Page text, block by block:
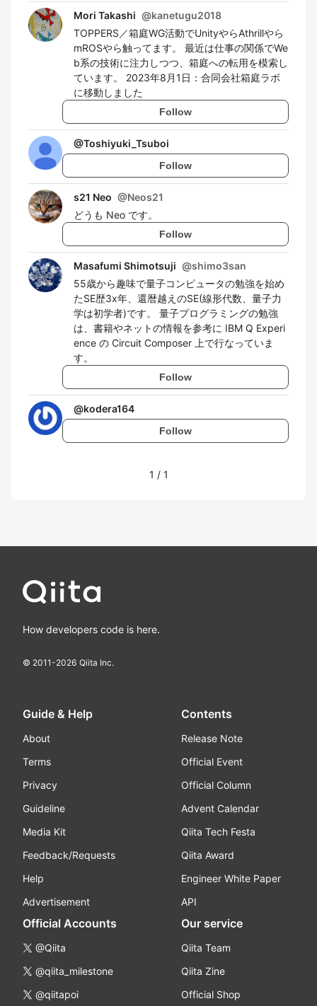
Mori Takashi @kanetugu2018
TOPPERS／箱庭WG活動でUnityやらAthrillやら
mROSやら触ってます。 最近は仕事の関係でWe
b系の技術に注力しつつ、箱庭への転用を模索し
ています。 2023年8月1日：合同会社箱庭ラボ
に移動しました
Follow
@Toshiyuki_Tsuboi
Follow
s21 Neo @Neos21
どうも Neo です。
Follow
Masafumi Shimotsuji @shimo3san
55歳から趣味で量子コンピュータの勉強を始め
たSE歴3x年、還暦越えのSE(線形代数、量子力
学は初学者)です。 量子プログラミングの勉強
は、書籍やネットの情報を参考に IBM Q Experi
ence の Circuit Composer 上で行なっていま
す。
Follow
@kodera164
Follow
1 / 1
How developers code is here.
© 2011-2026 Qiita Inc.
Guide & Help
About
Terms
Privacy
Guideline
Media Kit
Feedback/Requests
Help
Advertisement
Contents
Release Note
Official Event
Official Column
Advent Calendar
Qiita Tech Festa
Qiita Award
Engineer White Paper
API
Official Accounts
@Qiita
@qiita_milestone
@qiitapoi
Our service
Qiita Team
Qiita Zine
Official Shop